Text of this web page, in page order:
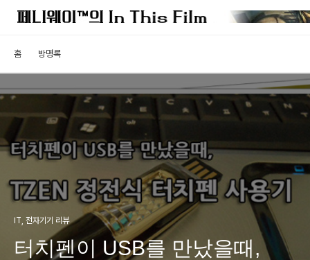
홈 방명록
IT, 전자기기 리뷰
터치펜이 USB를 만났을때,